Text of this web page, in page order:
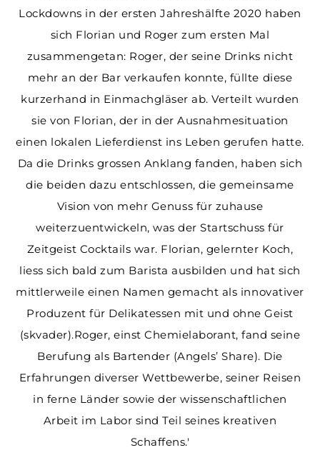
Lockdowns in der ersten Jahreshälfte 2020 haben
sich Florian und Roger zum ersten Mal
zusammengetan: Roger, der seine Drinks nicht
mehr an der Bar verkaufen konnte, füllte diese
kurzerhand in Einmachgläser ab. Verteilt wurden
sie von Florian, der in der Ausnahmesituation
einen lokalen Lieferdienst ins Leben gerufen hatte.
Da die Drinks grossen Anklang fanden, haben sich
die beiden dazu entschlossen, die gemeinsame
Vision von mehr Genuss für zuhause
weiterzuentwickeln, was der Startschuss für
Zeitgeist Cocktails war. Florian, gelernter Koch,
liess sich bald zum Barista ausbilden und hat sich
mittlerweile einen Namen gemacht als innovativer
Produzent für Delikatessen mit und ohne Geist
(skvader).Roger, einst Chemielaborant, fand seine
Berufung als Bartender (Angels’ Share). Die
Erfahrungen diverser Wettbewerbe, seiner Reisen
in ferne Länder sowie der wissenschaftlichen
Arbeit im Labor sind Teil seines kreativen
Schaffens.'